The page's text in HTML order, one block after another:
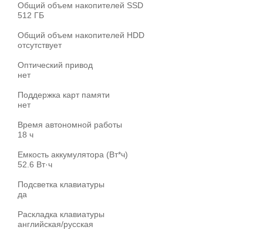
Общий объем накопителей SSD
512 ГБ
Общий объем накопителей HDD
отсутствует
Оптический привод
нет
Поддержка карт памяти
нет
Время автономной работы
18 ч
Емкость аккумулятора (Вт*ч)
52.6 Вт·ч
Подсветка клавиатуры
да
Раскладка клавиатуры
английская/русская